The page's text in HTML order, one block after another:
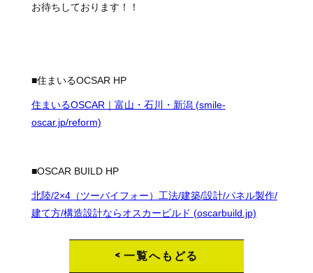
お待ちしております！！
■住まいるOCSAR HP
住まいるOSCAR｜富山・石川・新潟 (smile-
oscar.jp/reform)
■OSCAR BUILD HP
北陸/2×4（ツーバイフォー）工法/建築/設計/パネル製作/
建て方/構造設計ならオスカービルド (oscarbuild.jp)
<一覧へもどる